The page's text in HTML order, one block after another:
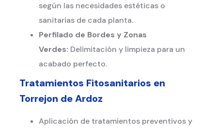
según las necesidades estéticas o
sanitarias de cada planta.
Perfilado de Bordes y Zonas
Verdes: Delimitación y limpieza para un
acabado perfecto.
Tratamientos Fitosanitarios en
Torrejon de Ardoz
Aplicación de tratamientos preventivos y